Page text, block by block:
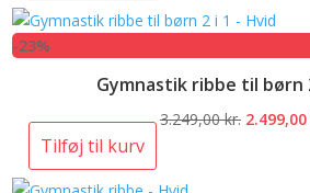
var:
-23%
Gymnastik ribbe til børn
3.249,00kr. Den
2.499,00
Tilføj til kurv